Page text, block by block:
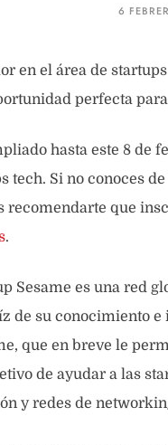
6
en el área de
perfecta
hasta este 8 de
tech. Si no conoces
recomendarte que
.
Sesame es una red
de su conocimiento
que en breve le
de ayudar a las
y redes de